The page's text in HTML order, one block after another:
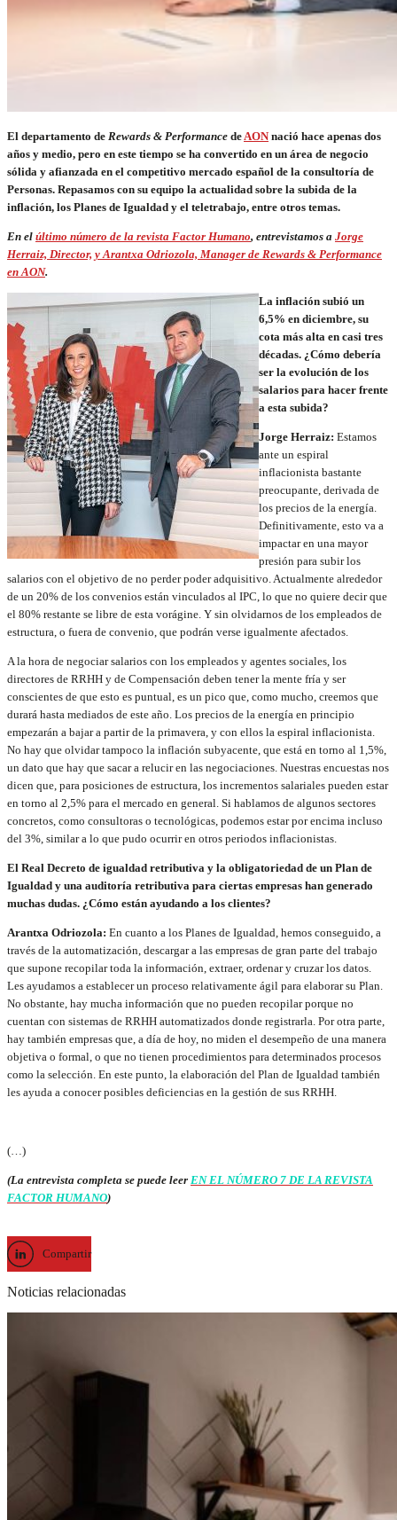
El departamento de Rewards & Performance deAON nació hace apenas dos
años y medio, pero en este tiempo se ha convertido en un área de negocio
sólida y afianzada en el competitivo mercado español de la consultoría de
Personas. Repasamos con su equipo la actualidad sobre la subida de la
inflación, los Planes de Igualdad y el teletrabajo, entre otros temas.
En el último número de la revista Factor Humano, entrevistamos a Jorge
Herraiz, Director, y Arantxa Odriozola, Manager de Rewards & Performance
en AON.
La inflación subió un
6,5% en diciembre, su
cota más alta en casi tres
décadas. ¿Cómo debería
ser la evolución de los
salarios para hacer frente
a esta subida?
Jorge Herraiz: Estamos
ante un espiral
inflacionista bastante
preocupante, derivada de
los precios de la energía.
Definitivamente, esto va a
impactar en una mayor
presión para subir los
salarios con el objetivo de no perder poder adquisitivo. Actualmente alrededor
de un 20% de los convenios están vinculados al IPC, lo que no quiere decir que
el 80% restante se libre de esta vorágine. Y sin olvidarnos de los empleados de
estructura, o fuera de convenio, que podrán verse igualmente afectados.
A la hora de negociar salarios con los empleados y agentes sociales, los
directores de RRHH y de Compensación deben tener la mente fría y ser
conscientes de que esto es puntual, es un pico que, como mucho, creemos que
durará hasta mediados de este año. Los precios de la energía en principio
empezarán a bajar a partir de la primavera, y con ellos la espiral inflacionista.
No hay que olvidar tampoco la inflación subyacente, que está en torno al 1,5%,
un dato que hay que sacar a relucir en las negociaciones. Nuestras encuestas nos
dicen que, para posiciones de estructura, los incrementos salariales pueden estar
en torno al 2,5% para el mercado en general. Si hablamos de algunos sectores
concretos, como consultoras o tecnológicas, podemos estar por encima incluso
del 3%, similar a lo que pudo ocurrir en otros periodos inflacionistas.
El Real Decreto de igualdad retributiva y la obligatoriedad de un Plan de
Igualdad y una auditoría retributiva para ciertas empresas han generado
muchas dudas. ¿Cómo están ayudando a los clientes?
Arantxa Odriozola: En cuanto a los Planes de Igualdad, hemos conseguido, a
través de la automatización, descargar a las empresas de gran parte del trabajo
que supone recopilar toda la información, extraer, ordenar y cruzar los datos.
Les ayudamos a establecer un proceso relativamente ágil para elaborar su Plan.
No obstante, hay mucha información que no pueden recopilar porque no
cuentan con sistemas de RRHH automatizados donde registrarla. Por otra parte,
hay también empresas que, a día de hoy, no miden el desempeño de una manera
objetiva o formal, o que no tienen procedimientos para determinados procesos
como la selección. En este punto, la elaboración del Plan de Igualdad también
les ayuda a conocer posibles deficiencias en la gestión de sus RRHH.
(…)
(La entrevista completa se puede leer EN EL NÚMERO 7 DE LA REVISTA
FACTOR HUMANO)
Compartir
Noticias relacionadas